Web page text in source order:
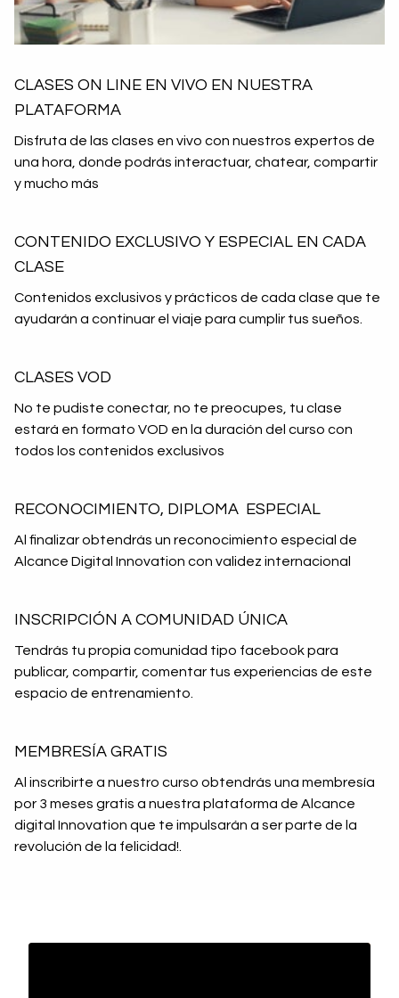
CLASES ON LINE EN VIVO EN NUESTRA
PLATAFORMA
Disfruta de las clases en vivo con nuestros expertos de
una hora, donde podrás interactuar, chatear, compartir
y mucho más
CONTENIDO EXCLUSIVO Y ESPECIAL EN CADA
CLASE
Contenidos exclusivos y prácticos de cada clase que te
ayudarán a continuar el viaje para cumplir tus sueños.
CLASES VOD
No te pudiste conectar, no te preocupes, tu clase
estará en formato VOD en la duración del curso con
todos los contenidos exclusivos
RECONOCIMIENTO, DIPLOMA ESPECIAL
Al finalizar obtendrás un reconocimiento especial de
Alcance Digital Innovation con validez internacional
INSCRIPCIÓN A COMUNIDAD ÚNICA
Tendrás tu propia comunidad tipo facebook para
publicar, compartir, comentar tus experiencias de este
espacio de entrenamiento.
MEMBRESÍA GRATIS
Al inscribirte a nuestro curso obtendrás una membresía
por 3 meses gratis a nuestra plataforma de Alcance
digital Innovation que te impulsarán a ser parte de la
revolución de la felicidad!.